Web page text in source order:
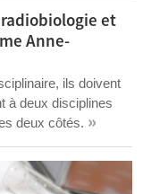
et
Anne-
ils doivent
à deux disciplines
deux côtés. »